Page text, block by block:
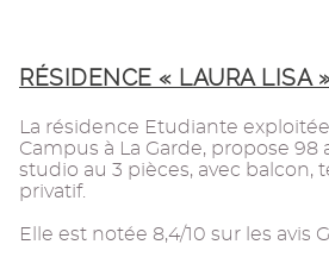
RÉSIDENCE « LAURA LISA
La résidence Etudiante exploitée
Campus à La Garde, propose
studio au 3 pièces, avec balcon,
privatif.
Elle est notée 8,4/10 sur les avis